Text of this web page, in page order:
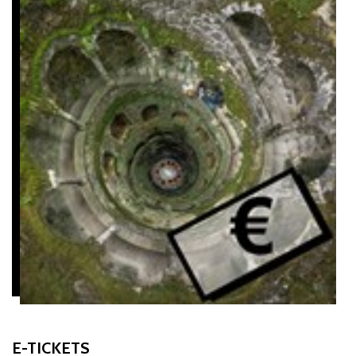
Durante todo el año, el Palacio, la Capilla y los eventuales espacios
de exposición cierran 30 minutos antes que el jardín.
Cerrado los días1 de Enero,24, 25 y 31 de Diciembre.
ADVERTENCIA | Los servicios administrativos se cierran los
sábados, domingos, festivos y días de permiso. En estos días
cualquier asunto deberá ser tratado presencialmente en los
servicios de taquilla.
APARCAMIENTO| Quinta da Regaleira no dispone de aparcamiento.
Si viaja en su propio automóvil, prepare su visita consultando el sitio
webhttps://parking.sintra.pt
E-TICKETS